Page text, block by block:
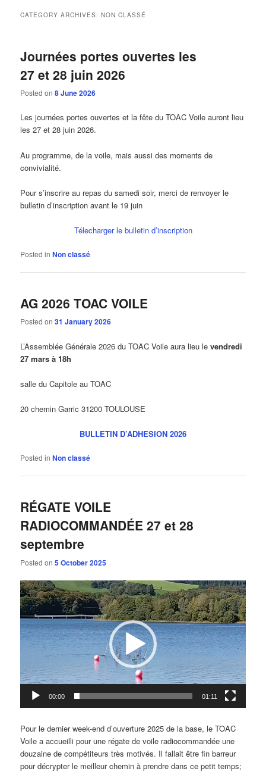
CATEGORY ARCHIVES:NON CLASSÉ
Journées portes ouvertes les
27 et 28 juin 2026
Posted on8 June 2026
Les journées portes ouvertes et la fête du TOAC Voile auront lieu
les 27 et 28 juin 2026.
Au programme, de la voile, mais aussi des moments de
convivialité.
Pour s’inscrire au repas du samedi soir, merci de renvoyer le
bulletin d’inscription avant le 19 juin
Télecharger le bulletin d’inscription
Posted in Non classé
AG 2026 TOAC VOILE
Posted on31 January 2026
L’Assemblée Générale 2026 du TOAC Voile aura lieu levendredi
27 mars à 18h
salle du Capitole au TOAC
20 chemin Garric 31200 TOULOUSE
BULLETIN D’ADHESION 2026
Posted in Non classé
RÉGATE VOILE
RADIOCOMMANDÉE 27 et 28
septembre
Posted on5 October 2025
Video
Player
00:00 01:11
Pour le dernier week-end d’ouverture 2025 de la base, le TOAC
Voile a accueilli pour une régate de voile radiocommandée une
douzaine de compétiteurs très motivés. Il fallait être fin barreur
pour décrypter le meilleur chemin à prendre dans ce petit temps;